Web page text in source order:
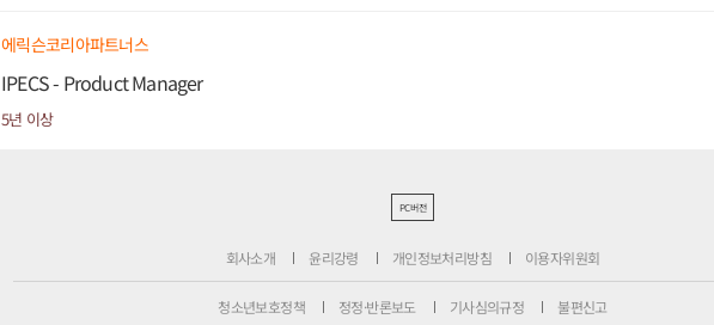
에릭슨코리아파트너스
IPECS - Product Manager
5년 이상
PC버전
회사소개 윤리강령 개인정보처리방침 이용자위원회
청소년보호정책 정정·반론보도 기사심의규정 불편신고